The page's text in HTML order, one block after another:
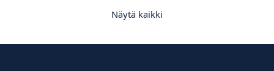
Näytä kaikki